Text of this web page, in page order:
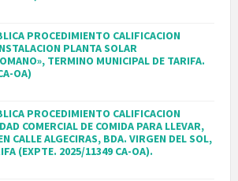
PROCEDIMIENTO CALIFICACION
PLANTA SOLAR
TERMINO MUNICIPAL DE TARIFA.
OA)
PROCEDIMIENTO CALIFICACION
COMERCIAL DE COMIDA PARA LLEVAR,
CALLE ALGECIRAS, BDA. VIRGEN DEL SOL,
(EXPTE. 2025/11349 CA-OA).